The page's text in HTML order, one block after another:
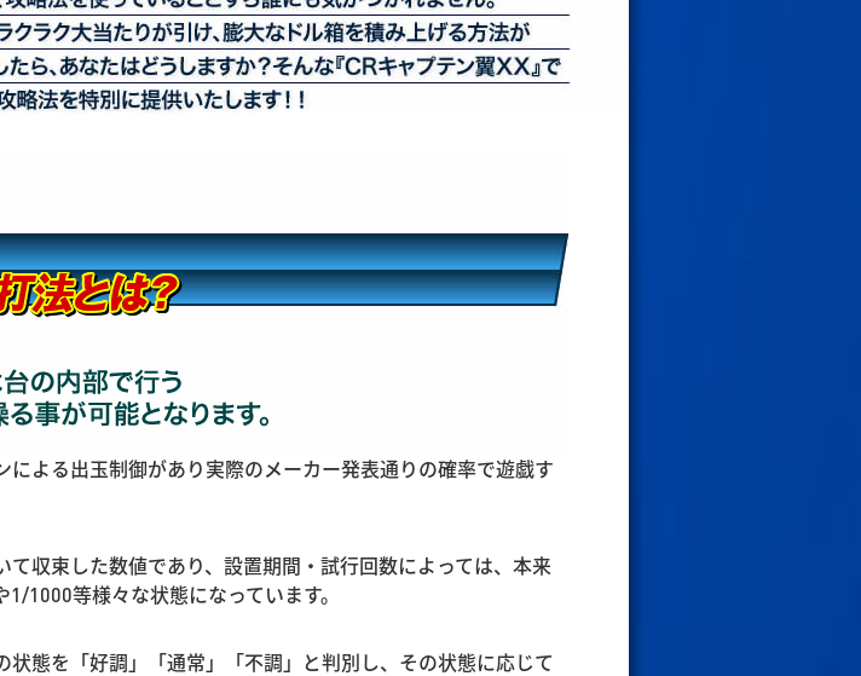
よる出玉制御があり実際のメーカー発表通りの確率で遊戯す
収束した数値であり、設置期間・試行回数によっては、本来
1000等様々な状態になっています。
状態を「好調」「通常」「不調」と判別し、その状態に応じて